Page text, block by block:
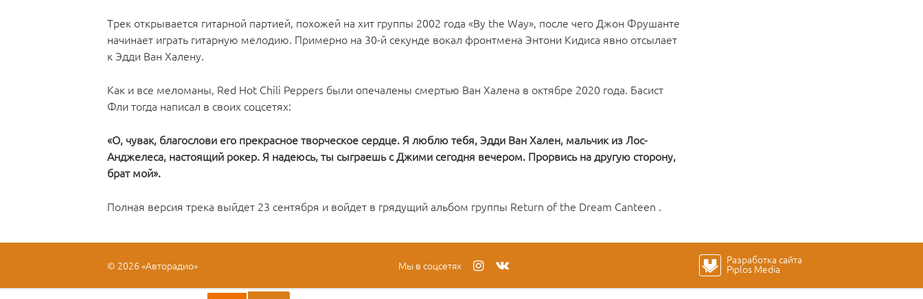
Трек открывается гитарной партией, похожей на хит группы 2002 года «By the Way», после чего Джон Фрушанте
начинает играть гитарную мелодию. Примерно на 30-й секунде вокал фронтмена Энтони Кидиса явно отсылает
к Эдди Ван Халену.
Как и все меломаны, Red Hot Chili Peppers были опечалены смертью Ван Халена в октябре 2020 года. Басист
Фли тогда написал в своих соцсетях:
«О, чувак, благослови его прекрасное творческое сердце. Я люблю тебя, Эдди Ван Хален, мальчик из Лос-
Анджелеса, настоящий рокер. Я надеюсь, ты сыграешь с Джими сегодня вечером. Прорвись на другую сторону,
брат мой».
Полная версия трека выйдет 23 сентября и войдет в грядущий альбом группы Return of the Dream Canteen .
© 2026 «Авторадио» Мы в соцсетях Разработка сайта
Piplos Media